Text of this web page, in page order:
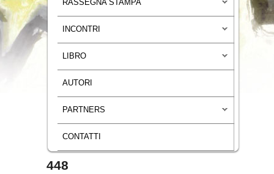
RASSEGNA STAMPA
INCONTRI
LIBRO
AUTORI
PARTNERS
CONTATTI
Navigazione immagini
448